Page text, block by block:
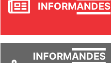
INFORMANDES
INFORMANDES